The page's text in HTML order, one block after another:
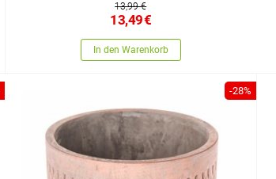
13,99 €
13,49€
In den Warenkorb
-28%